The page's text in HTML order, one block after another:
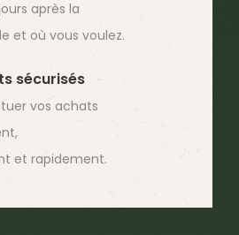
page
après la
et où vous voulez.
sécurisés
vos achats
et rapidement.